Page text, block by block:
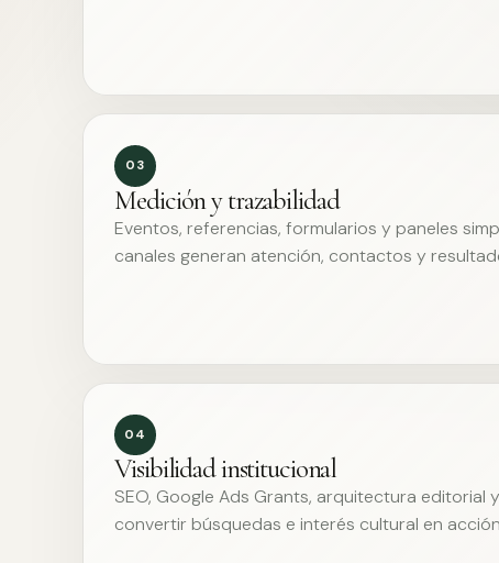
03
Medición y trazabilidad
Eventos, referencias, formularios y paneles
canales generan atención, contactos y
04
Visibilidad institucional
SEO, Google Ads Grants, arquitectura editorial
convertir búsquedas e interés cultural en